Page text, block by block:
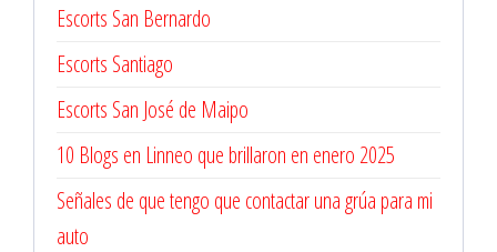
Escorts San Bernardo
Escorts Santiago
Escorts San José de Maipo
10 Blogs en Linneo que brillaron en enero 2025
Señales de que tengo que contactar una grúa para mi
auto